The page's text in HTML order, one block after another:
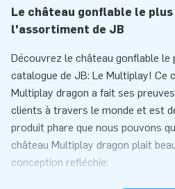
Le château gonflable le
l'assortiment de JB
Découvrez le château gonflable le
catalogue de JB: Le Multiplay! Ce
Multiplay dragon a fait ses
clients à travers le monde et est
produit phare que nous pouvons
château Multiplay dragon plait
conception refléchie: